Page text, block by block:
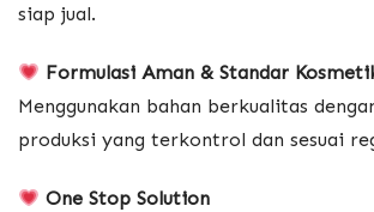
siap jual.
Formulasi Aman & Standar
Menggunakan bahan berkualitas
produksi yang terkontrol dan sesuai
One Stop Solution